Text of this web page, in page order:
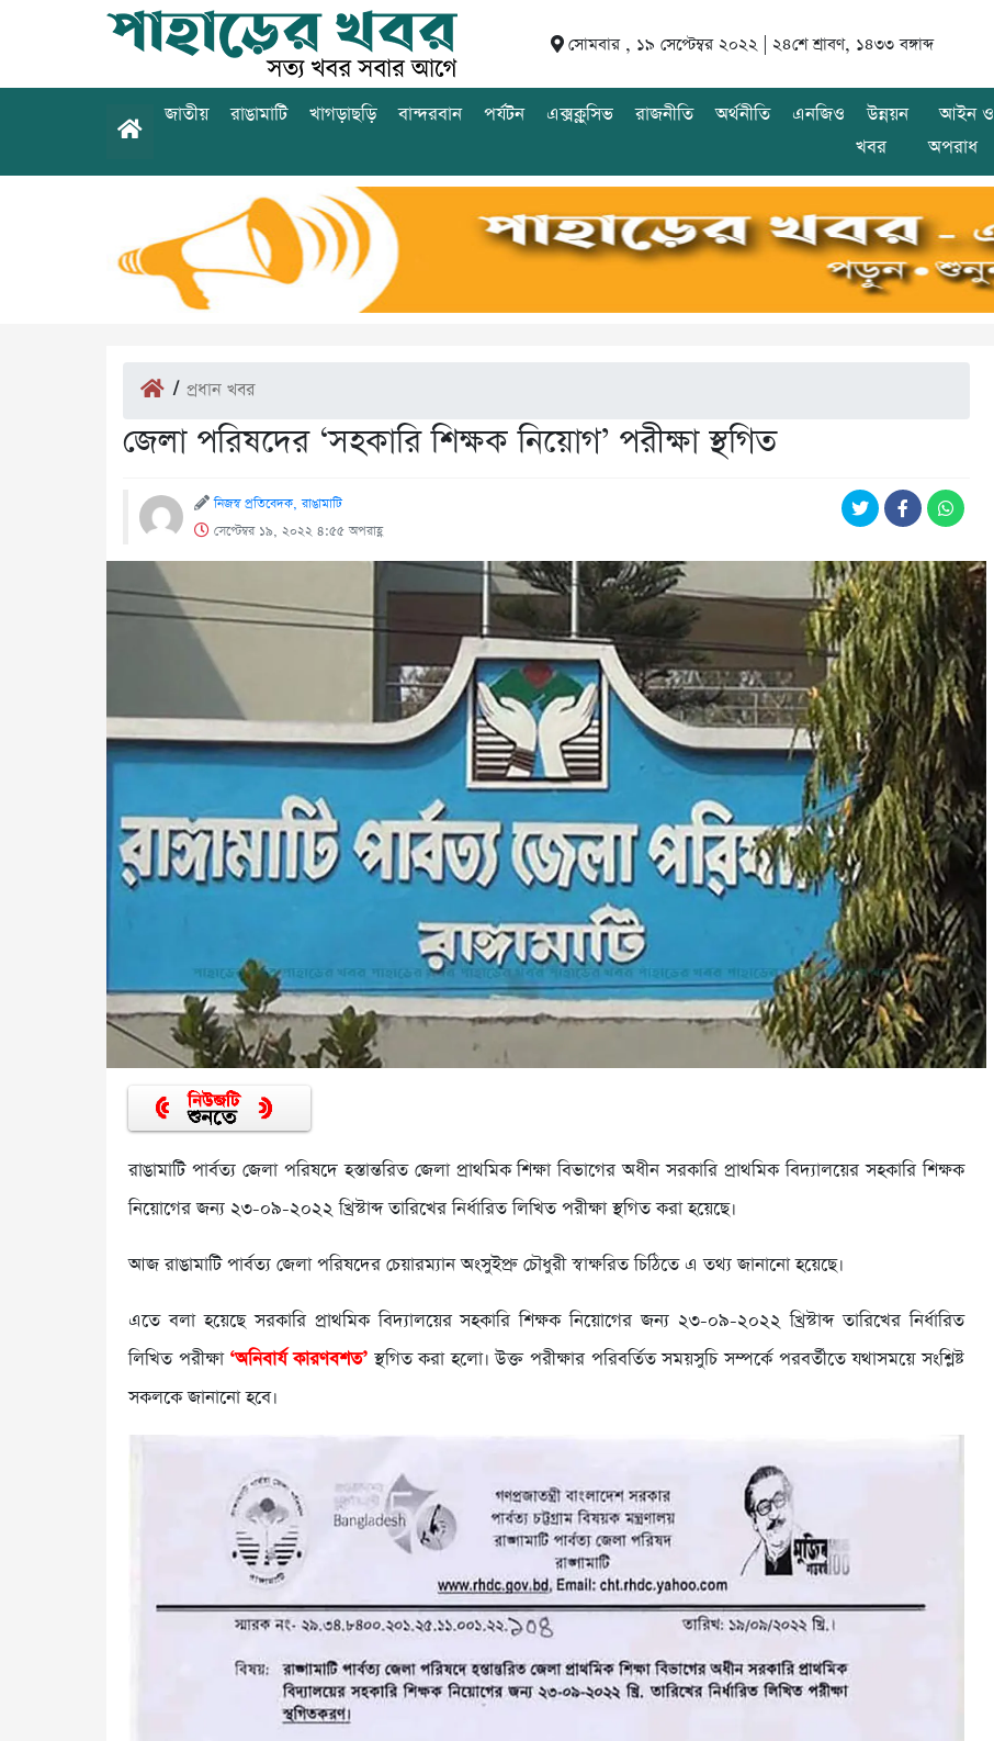
সোমবার , ১৯ সেপ্টেম্বর ২০২২ | ২৪শে শ্রাবণ, ১৪৩৩ বঙ্গাব্দ
জাতীয় রাঙামাটি খাগড়াছড়ি বান্দরবান পর্যটন এক্সক্লুসিভ রাজনীতি অর্থনীতি এনজিও
উন্নয়ন
খবর
আইন ও
অপরাধ
/ প্রধান খবর
জেলা পরিষদের ‘সহকারি শিক্ষক নিয়োগ’ পরীক্ষা স্থগিত
নিজস্ব প্রতিবেদক, রাঙামাটি
সেপ্টেম্বর ১৯, ২০২২ ৪:৫৫ অপরাহ্ণ
রাঙামাটি পার্বত্য জেলা পরিষদে হস্তান্তরিত জেলা প্রাথমিক শিক্ষা বিভাগের অধীন সরকারি প্রাথমিক বিদ্যালয়ের সহকারি শিক্ষক
নিয়োগের জন্য ২৩-০৯-২০২২ খ্রিস্টাব্দ তারিখের নির্ধারিত লিখিত পরীক্ষা স্থগিত করা হয়েছে।
আজ রাঙামাটি পার্বত্য জেলা পরিষদের চেয়ারম্যান অংসুইপ্রু চৌধুরী স্বাক্ষরিত চিঠিতে এ তথ্য জানানো হয়েছে।
এতে বলা হয়েছে সরকারি প্রাথমিক বিদ্যালয়ের সহকারি শিক্ষক নিয়োগের জন্য ২৩-০৯-২০২২ খ্রিস্টাব্দ তারিখের নির্ধারিত
লিখিত পরীক্ষা‘অনিবার্য কারণবশত’স্থগিত করা হলো। উক্ত পরীক্ষার পরিবর্তিত সময়সুচি সম্পর্কে পরবর্তীতে যথাসময়ে সংশ্লিষ্ট
সকলকে জানানো হবে।